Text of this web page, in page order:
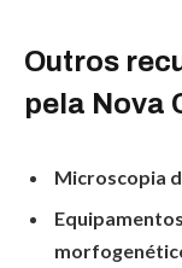
Outros
pela Nova
Microscopia